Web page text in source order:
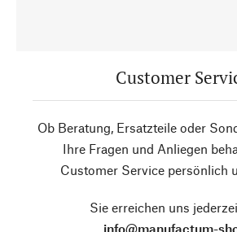
Customer
Ob Beratung, Ersatzteile oder
Ihre Fragen und Anliegen
Customer Service persönlich
Sie erreichen uns
info@manufactum-